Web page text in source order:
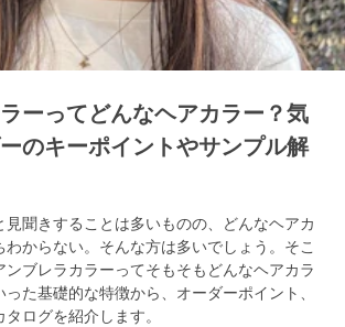
ーってどんなヘアカラー？気
のキーポイントやサンプル解
見聞きすることは多いものの、どんなヘアカ
わからない。そんな方は多いでしょう。そこ
ンブレラカラーってそもそもどんなヘアカラ
た基礎的な特徴から、オーダーポイント、
ログを紹介します。